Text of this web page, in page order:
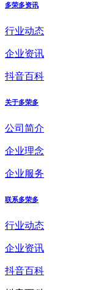
多荣多资讯
行业动态
企业资讯
抖音百科
关于多荣多
公司简介
企业理念
企业服务
联系多荣多
行业动态
企业资讯
抖音百科